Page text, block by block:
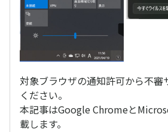
対象ブラウザの通知許可から不審
ください。
本記事はGoogle Chromeと
載します。